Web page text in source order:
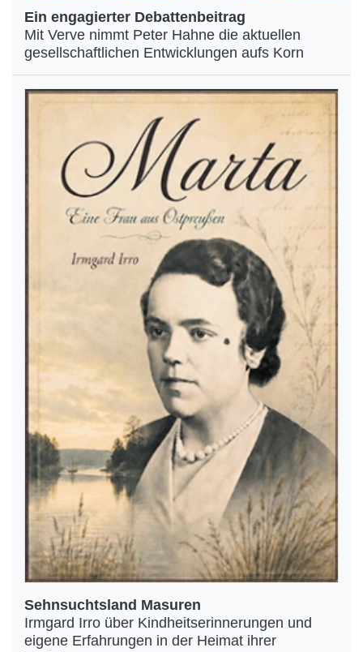
Ein engagierter Debattenbeitrag
Mit Verve nimmt Peter Hahne die aktuellen
gesellschaftlichen Entwicklungen aufs Korn
Sehnsuchtsland Masuren
Irmgard Irro über Kindheitserinnerungen und
eigene Erfahrungen in der Heimat ihrer